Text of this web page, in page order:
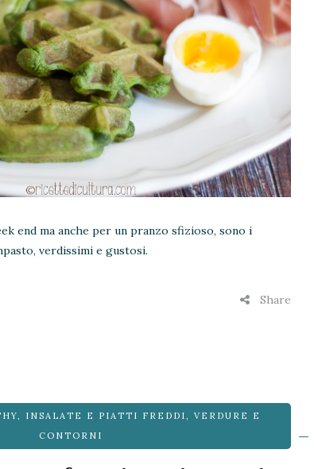
end ma anche per un pranzo sfizioso, sono i
verdissimi e gustosi.
Share
, INSALATE E PIATTI FREDDI, VERDURE E
CONTORNI